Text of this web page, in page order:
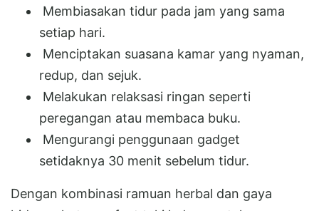
Membiasakan tidur pada jam yang sama
setiap hari.
Menciptakan suasana kamar yang nyaman,
redup, dan sejuk.
Melakukan relaksasi ringan seperti
peregangan atau membaca buku.
Mengurangi penggunaan gadget
setidaknya 30 menit sebelum tidur.
Dengan kombinasi ramuan herbal dan gaya